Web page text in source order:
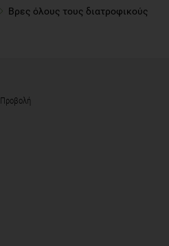
Βρες όλους τους διατροφικούς
Προβολή